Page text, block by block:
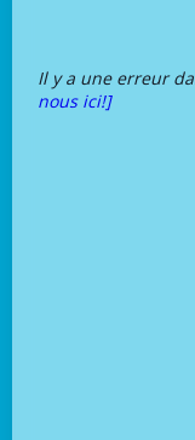
Il y a une erreur
nous ici!]